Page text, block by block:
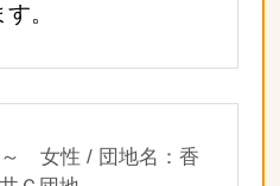
。
～ 女性 / 団地名：香